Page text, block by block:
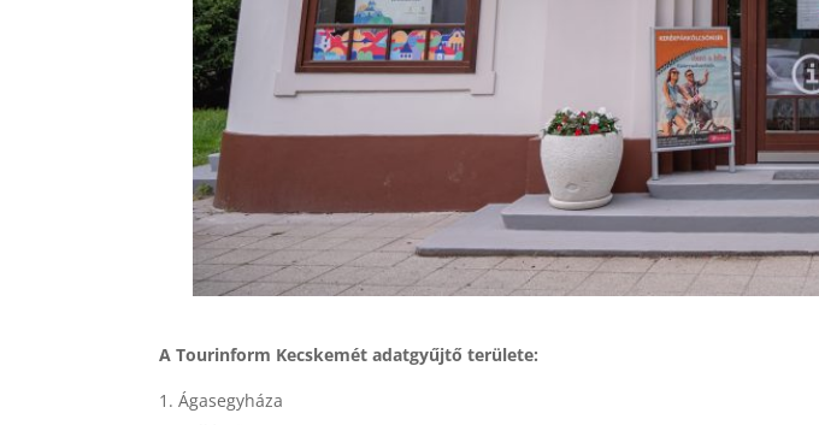
A Tourinform Kecskemét adatgyűjtő területe:
Ágasegyháza